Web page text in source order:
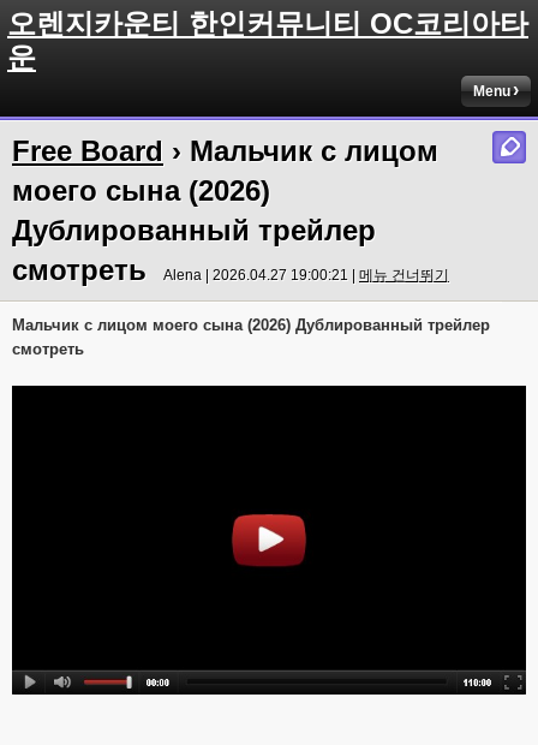
오렌지카운티 한인커뮤니티 OC코리아타
운
Menu
Free Board › Мальчик с лицом
моего сына (2026)
Дублированный трейлер
смотреть
Alena | 2026.04.27 19:00:21 | 메뉴 건너뛰기
Мальчик с лицом моего сына (2026) Дублированный трейлер
смотреть